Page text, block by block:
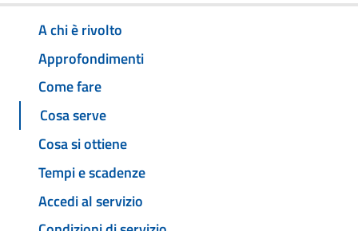
A chi è rivolto
Approfondimenti
Come fare
Cosa serve
Cosa si ottiene
Tempi e scadenze
Accedi al servizio